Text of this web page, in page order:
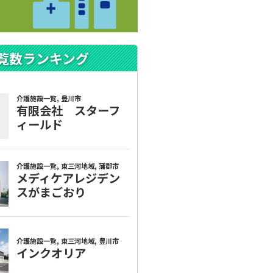
数ランキング